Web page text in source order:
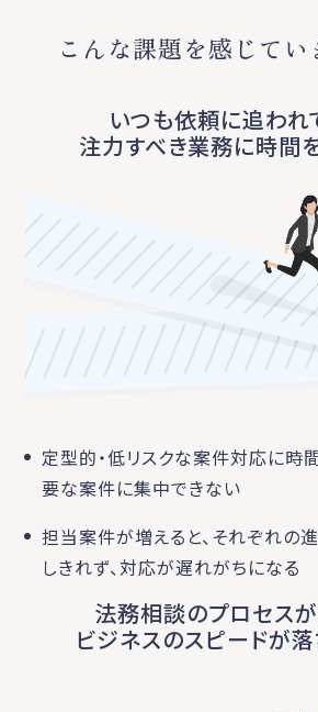
こんな課題を感じてい
いつも依頼に追われ
注力すべき業務に時間
定型的・低リスクな案件対応に時
要な案件に集中できない
担当案件が増えると、それぞれの
しきれず、対応が遅れがちになる
法務相談のプロセスが
ビジネスのスピードが落